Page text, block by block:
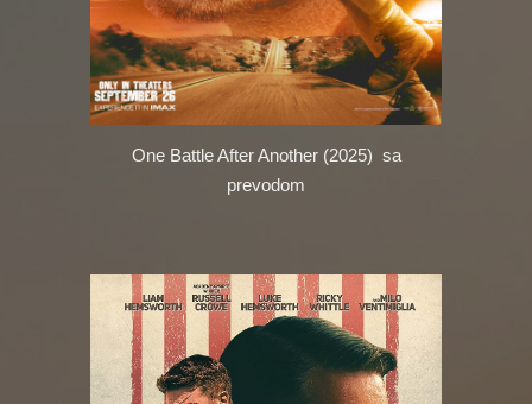
One Battle After Another (2025) sa
prevodom